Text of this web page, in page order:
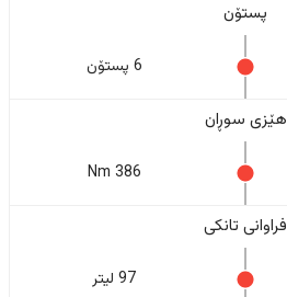
پستۆن
6 پستۆن
هێزی سوڕان
386 Nm
فراوانی تانکی
97 لیتر